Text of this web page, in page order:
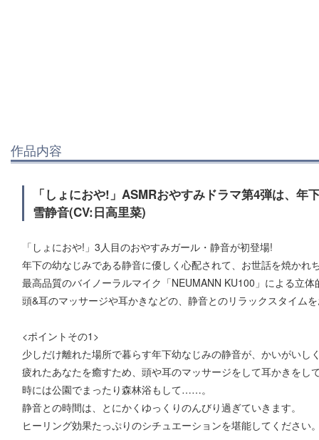
作品内容
「しょにおや!」ASMRおやすみドラマ第4弾は、
雪静音(CV:日高里菜)
「しょにおや!」3人目のおやすみガール・静音が初登場!
年下の幼なじみである静音に優しく心配されて、お世話を焼かれ
最高品質のバイノーラルマイク「NEUMANN KU100」による立体
頭&耳のマッサージや耳かきなどの、静音とのリラックスタイム
<ポイントその1>
少しだけ離れた場所で暮らす年下幼なじみの静音が、かいがいし
疲れたあなたを癒すため、頭や耳のマッサージをして耳かきをし
時には公園でまったり森林浴もして……。
静音との時間は、とにかくゆっくりのんびり過ぎていきます。
ヒーリング効果たっぷりのシチュエーションを堪能してください